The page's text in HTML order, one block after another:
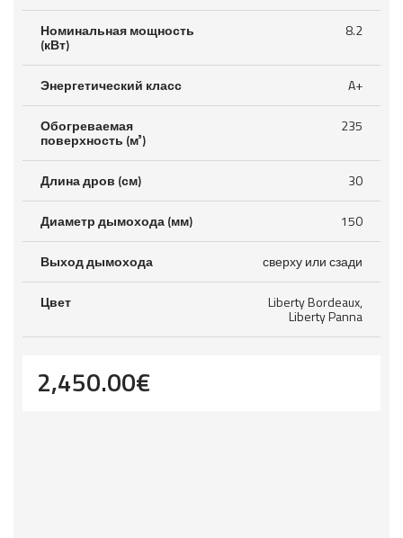
Номинальная мощность
(кВт)
8.2
Энергетический класс A+
Обогреваемая
поверхность (м³)
235
Длина дров (см) 30
Диаметр дымохода (мм) 150
Выход дымохода сверху или сзади
Цвет Liberty Bordeaux,
Liberty Panna
2,450.00€